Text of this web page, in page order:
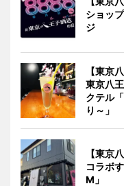
ショッ
ジ
【東京
東京八
クテル
り～」
【東京
コラボ
M」